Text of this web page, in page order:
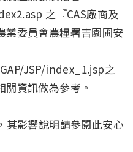
之『CAS廠商及
業委員會農糧署吉園圃安
JSP/index_1.jsp之
關資訊做為參考。
影響說明請參閱此安心